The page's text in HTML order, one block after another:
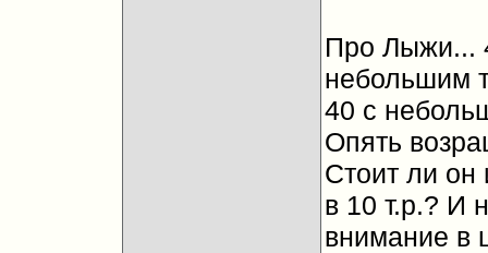
Про Лыжи...
небольшим
40 с
Опять
Стоит ли он
в 10 т.р.? И
внимание в